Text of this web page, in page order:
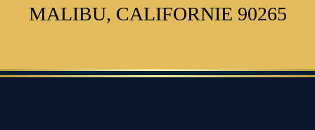
MALIBU, CALIFORNIE 90265